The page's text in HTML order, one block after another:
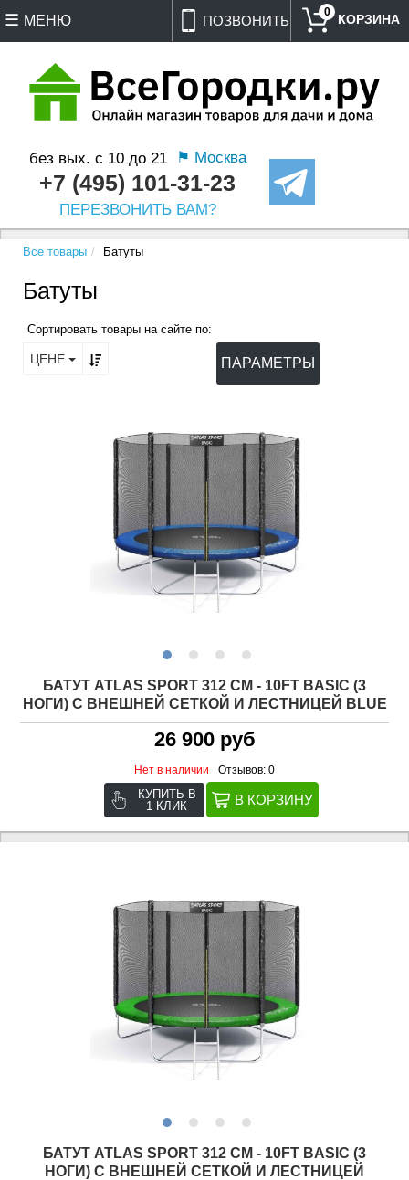
ПОЗВОНИТЬ
без вых. с 10 до 21 ⚑ Москва
+7 (495) 101-31-23
ПЕРЕЗВОНИТЬ ВАМ?
0
МЕНЮ
Все товары Батуты
Батуты
Сортировать товары на сайте по:
ЦЕНЕ ПАРАМЕТРЫ
БАТУТ ATLAS SPORT 312 СМ - 10FT BASIC (3
НОГИ) С ВНЕШНЕЙ СЕТКОЙ И ЛЕСТНИЦЕЙ BLUE
26 900 руб
Нет в наличии Отзывов: 0
КУПИТЬ В
1 КЛИК
БАТУТ ATLAS SPORT 312 СМ - 10FT BASIC (3
НОГИ) С ВНЕШНЕЙ СЕТКОЙ И ЛЕСТНИЦЕЙ